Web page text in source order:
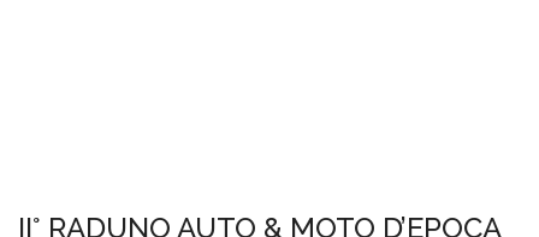
II° RADUNO AUTO & MOTO D’EPOCA